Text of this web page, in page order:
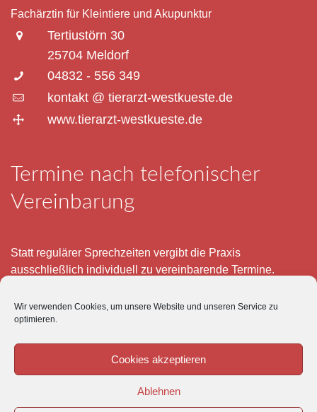
Wir verwenden Cookies, um unsere Website und unseren Service zu
optimieren.
Cookies akzeptieren
Ablehnen
Fachärztin für Kleintiere und Akupunktur
Tertiustörn 30
25704 Meldorf
04832 - 556 349
kontakt @ tierarzt-westkueste.de
www.tierarzt-westkueste.de
Termine nach telefonischer
Vereinbarung
Statt regulärer Sprechzeiten vergibt die Praxis
ausschließlich individuell zu vereinbarende Termine.
– 12 und 15 – 18 Uhr.
Im Übrigen ist der Tierärztliche Notdienst unter Tel: 0180-